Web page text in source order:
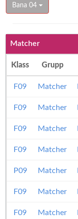
Bana 04
Matcher
Klass Grupp
F09 Matcher
F09 Matcher
F09 Matcher
F09 Matcher
P09 Matcher
F09 Matcher
F09 Matcher